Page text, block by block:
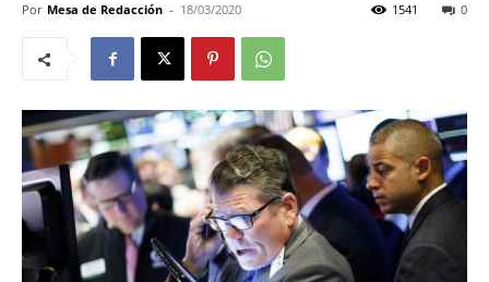
Por Mesa de Redacción - 18/03/2020 0
1541